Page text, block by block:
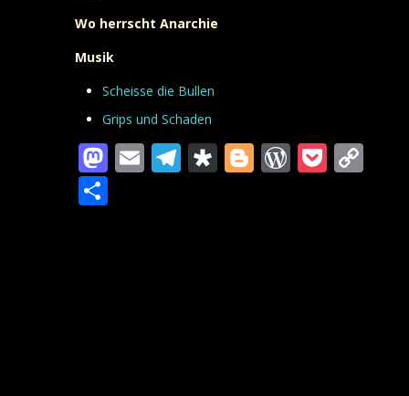
Wo herrscht Anarchie
Musik
Scheisse die Bullen
Grips und Schaden
Mastodon
EmailTelegram
Diaspora
Blogger